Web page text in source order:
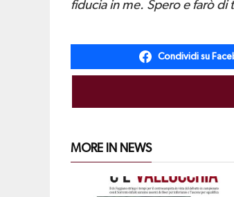
fiducia in me. Spero e farò
Condividi su
MORE IN NEWS